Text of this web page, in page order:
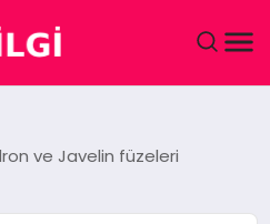
ve Javelin füzeleri